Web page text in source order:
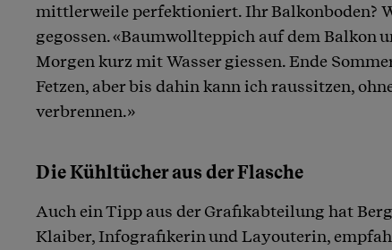
mittlerweile perfektioniert. Ihr Balkonboden?
gegossen. «Baumwollteppich auf dem Balkon
Morgen kurz mit Wasser giessen. Ende
Fetzen, aber bis dahin kann ich raussitzen,
verbrennen.»
Die Kühltücher aus der Flasche
Auch ein Tipp aus der Grafikabteilung hat
Klaiber, Infografikerin und Layouterin,